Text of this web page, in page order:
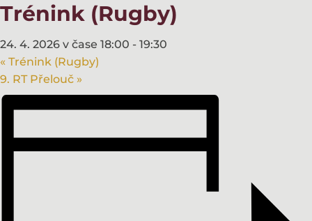
Trénink (Rugby)
24. 4. 2026 v čase 18:00 - 19:30
« Trénink (Rugby)
9. RT Přelouč »